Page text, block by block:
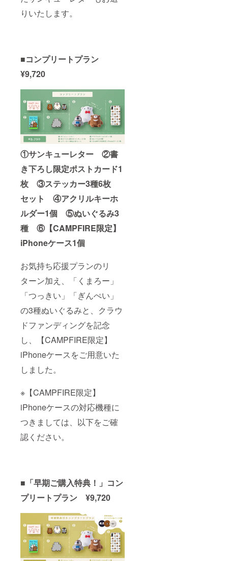
りいたします。
■コンプリートプラン
¥9,720
①サンキューレター ②書
き下ろし限定ポストカード1
枚 ③ステッカー3種6枚
セット ④アクリルキーホ
ルダー1個 ⑤ぬいぐるみ3
種 ⑥【CAMPFIRE限定】
iPhoneケース1個
お気持ち応援プランのリ
ターン加え、「くまろー」
「つっきい」「ぎんぺい」
の3種ぬいぐるみと、クラウ
ドファンディングを記念
し、【CAMPFIRE限定】
iPhoneケースをご用意いた
しました。
※【CAMPFIRE限定】
iPhoneケースの対応機種に
つきましては、以下をご確
認ください。
■「早期ご購入特典！」コン
プリートプラン ¥9,720